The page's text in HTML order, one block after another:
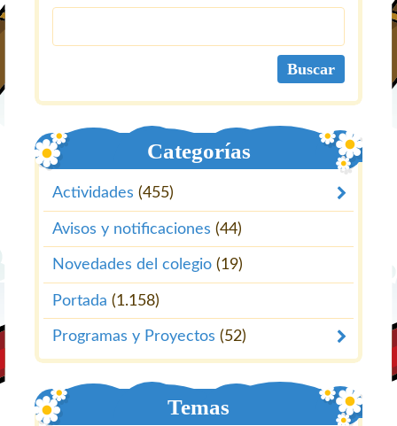
Categorías
Actividades (455)
Avisos y notificaciones (44)
Novedades del colegio (19)
Portada (1.158)
Programas y Proyectos (52)
Temas